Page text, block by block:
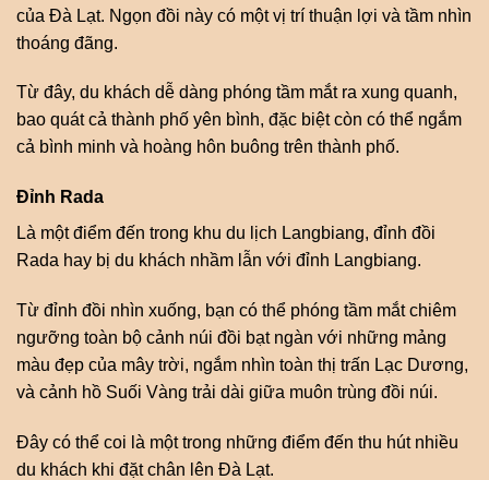
của Đà Lạt. Ngọn đồi này có một vị trí thuận lợi và tầm nhìn
thoáng đãng.
Từ đây, du khách dễ dàng phóng tầm mắt ra xung quanh,
bao quát cả thành phố yên bình, đặc biệt còn có thể ngắm
cả bình minh và hoàng hôn buông trên thành phố.
Đỉnh Rada
Là một điểm đến trong khu du lịch Langbiang, đỉnh đồi
Rada hay bị du khách nhầm lẫn với đỉnh Langbiang.
Từ đỉnh đồi nhìn xuống, bạn có thể phóng tầm mắt chiêm
ngưỡng toàn bộ cảnh núi đồi bạt ngàn với những mảng
màu đẹp của mây trời, ngắm nhìn toàn thị trấn Lạc Dương,
và cảnh hồ Suối Vàng trải dài giữa muôn trùng đồi núi.
Đây có thể coi là một trong những điểm đến thu hút nhiều
du khách khi đặt chân lên Đà Lạt.